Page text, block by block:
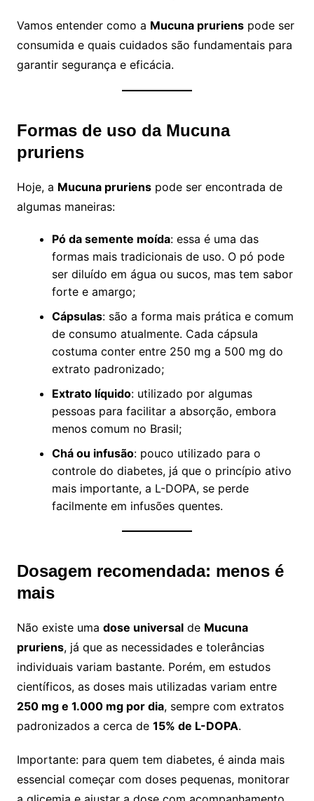
Vamos entender como a Mucuna prurienspode ser
consumida e quais cuidados são fundamentais para
garantir segurança e eficácia.
Formas de uso da Mucuna
pruriens
Hoje, a Mucuna prurienspode ser encontrada de
algumas maneiras:
Pó da semente moída: essa é uma das
formas mais tradicionais de uso. O pó pode
ser diluído em água ou sucos, mas tem sabor
forte e amargo;
Cápsulas: são a forma mais prática e comum
de consumo atualmente. Cada cápsula
costuma conter entre 250 mg a 500 mg do
extrato padronizado;
Extrato líquido: utilizado por algumas
pessoas para facilitar a absorção, embora
menos comum no Brasil;
Chá ou infusão: pouco utilizado para o
controle do diabetes, já que o princípio ativo
mais importante, a L-DOPA, se perde
facilmente em infusões quentes.
Dosagem recomendada: menos é
mais
Não existe uma dose universalde Mucuna
pruriens, já que as necessidades e tolerâncias
individuais variam bastante. Porém, em estudos
científicos, as doses mais utilizadas variam entre
250 mg e 1.000 mg por dia, sempre com extratos
padronizados a cerca de 15% de L-DOPA.
Importante: para quem tem diabetes, é ainda mais
essencial começar com doses pequenas, monitorar